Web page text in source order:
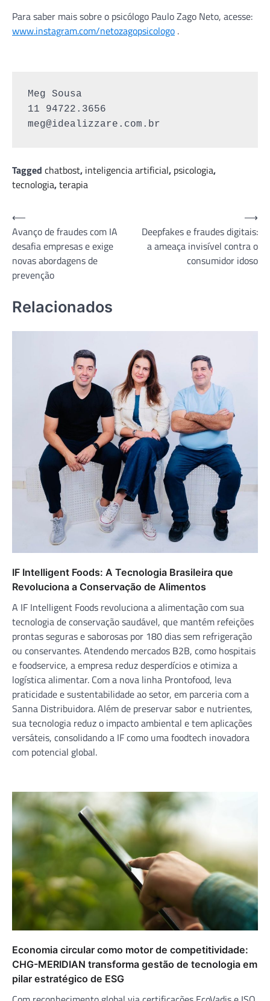
Para saber mais sobre o psicólogo Paulo Zago Neto, acesse:
www.instagram.com/netozagopsicologo .
Meg Sousa
meg@idealizzare.com.br
Tagged chatbost, inteligencia artificial, psicologia,
tecnologia,terapia
Navegação
de
Post
⟵
Avanço de fraudes com IA
desafia empresas e exige
novas abordagens de
prevenção
Deepfakes e fraudes digitais:
a ameaça invisível contra o
consumidor idoso
⟶
Relacionados
IF Intelligent Foods: A Tecnologia Brasileira que
Revoluciona a Conservação de Alimentos
A IF Intelligent Foods revoluciona a alimentação com sua
tecnologia de conservação saudável, que mantém refeições
prontas seguras e saborosas por 180 dias sem refrigeração
ou conservantes. Atendendo mercados B2B, como hospitais
e foodservice, a empresa reduz desperdícios e otimiza a
logística alimentar. Com a nova linha Prontofood, leva
praticidade e sustentabilidade ao setor, em parceria com a
Sanna Distribuidora. Além de preservar sabor e nutrientes,
sua tecnologia reduz o impacto ambiental e tem aplicações
versáteis, consolidando a IF como uma foodtech inovadora
com potencial global.
Economia circular como motor de competitividade:
CHG-MERIDIAN transforma gestão de tecnologia em
pilar estratégico de ESG